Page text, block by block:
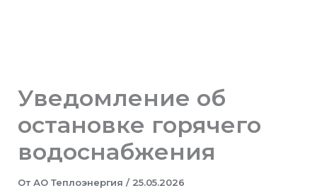
Уведомление об
остановке горячего
водоснабжения
От АО Теплоэнергия / 25.05.2026